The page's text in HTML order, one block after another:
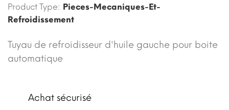
Product Type: Pieces-Mecaniques-Et-
Refroidissement
Tuyau de refroidisseur d'huile gauche pour boite
automatique
Achat sécurisé